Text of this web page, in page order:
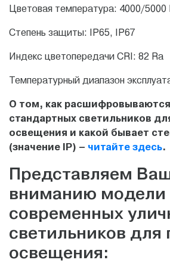
Цветовая температура: 4000/5000
Степень защиты: IP65, IP67
Индекс цветопередачи CRI: 82 Ra
Температурный диапазон
О том, как расшифровываются
стандартных светильников
освещения и какой бывает
(значение IP) – читайте здесь.
Представляем
вниманию модели
современных
светильников для
освещения: